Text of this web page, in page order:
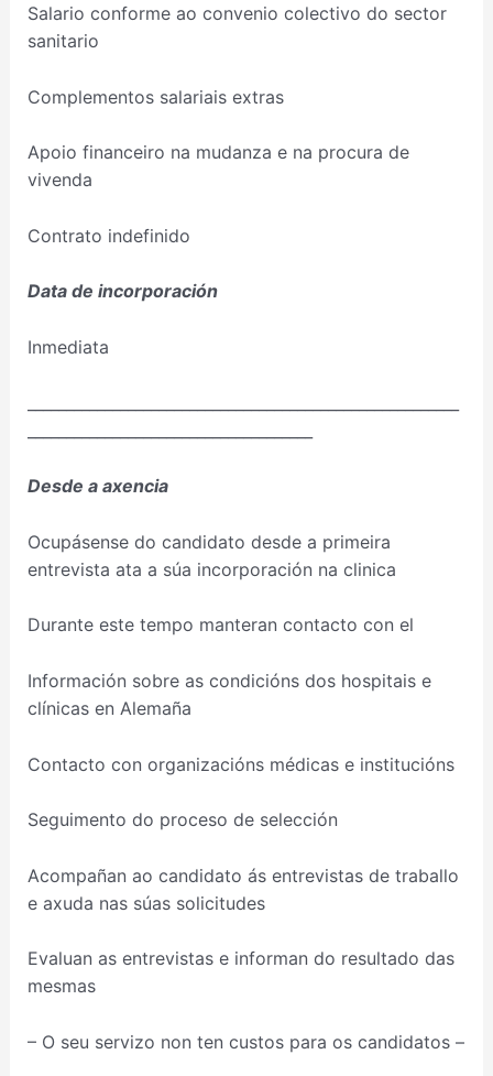
Salario conforme ao convenio colectivo do sector
sanitario
Complementos salariais extras
Apoio financeiro na mudanza e na procura de
vivenda
Contrato indefinido
Data de incorporación
Inmediata
Desde a axencia
Ocupásense do candidato desde a primeira
entrevista ata a súa incorporación na clinica
Durante este tempo manteran contacto con el
Información sobre as condicións dos hospitais e
clínicas en Alemaña
Contacto con organizacións médicas e institucións
Seguimento do proceso de selección
Acompañan ao candidato ás entrevistas de traballo
e axuda nas súas solicitudes
Evaluan as entrevistas e informan do resultado das
mesmas
– O seu servizo non ten custos para os candidatos –